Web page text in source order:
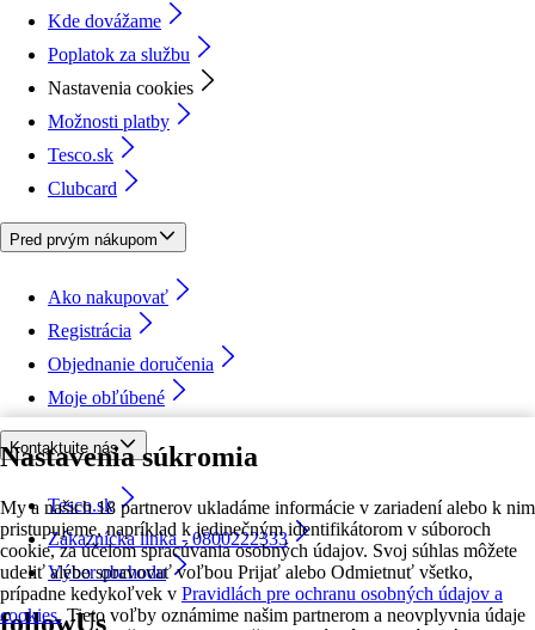
Nastavenia súkromia
My a našich 18 partnerov ukladáme informácie v zariadení alebo k nim
pristupujeme, napríklad k jedinečným identifikátorom v súboroch
cookie, za účelom spracúvania osobných údajov. Svoj súhlas môžete
udeliť alebo spravovať voľbou Prijať alebo Odmietnuť všetko,
prípadne kedykoľvek v Pravidlách pre ochranu osobných údajov a
cookies. Tieto voľby oznámime našim partnerom a neovplyvnia údaje
Kde dovážame
Poplatok za službu
Nastavenia cookies
Možnosti platby
Tesco.sk
Clubcard
Pred prvým nákupom
Ako nakupovať
Registrácia
Objednanie doručenia
Moje obľúbené
Kontaktujte nás
Tesco.sk
Zákaznícka linka - 0800222333
Výber obchodu
followUs